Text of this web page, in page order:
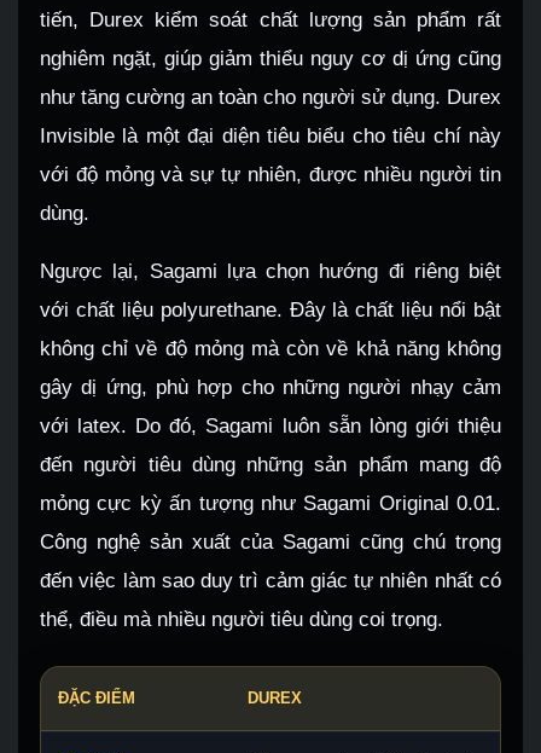
tiến, Durex kiểm soát chất lượng sản phẩm rất
nghiêm ngặt, giúp giảm thiểu nguy cơ dị ứng cũng
như tăng cường an toàn cho người sử dụng. Durex
Invisible là một đại diện tiêu biểu cho tiêu chí này
với độ mỏng và sự tự nhiên, được nhiều người tin
dùng.
Ngược lại, Sagami lựa chọn hướng đi riêng biệt
với chất liệu polyurethane. Đây là chất liệu nổi bật
không chỉ về độ mỏng mà còn về khả năng không
gây dị ứng, phù hợp cho những người nhạy cảm
với latex. Do đó, Sagami luôn sẵn lòng giới thiệu
đến người tiêu dùng những sản phẩm mang độ
mỏng cực kỳ ấn tượng như Sagami Original 0.01.
Công nghệ sản xuất của Sagami cũng chú trọng
đến việc làm sao duy trì cảm giác tự nhiên nhất có
thể, điều mà nhiều người tiêu dùng coi trọng.
ĐẶC ĐIỂM DUREX